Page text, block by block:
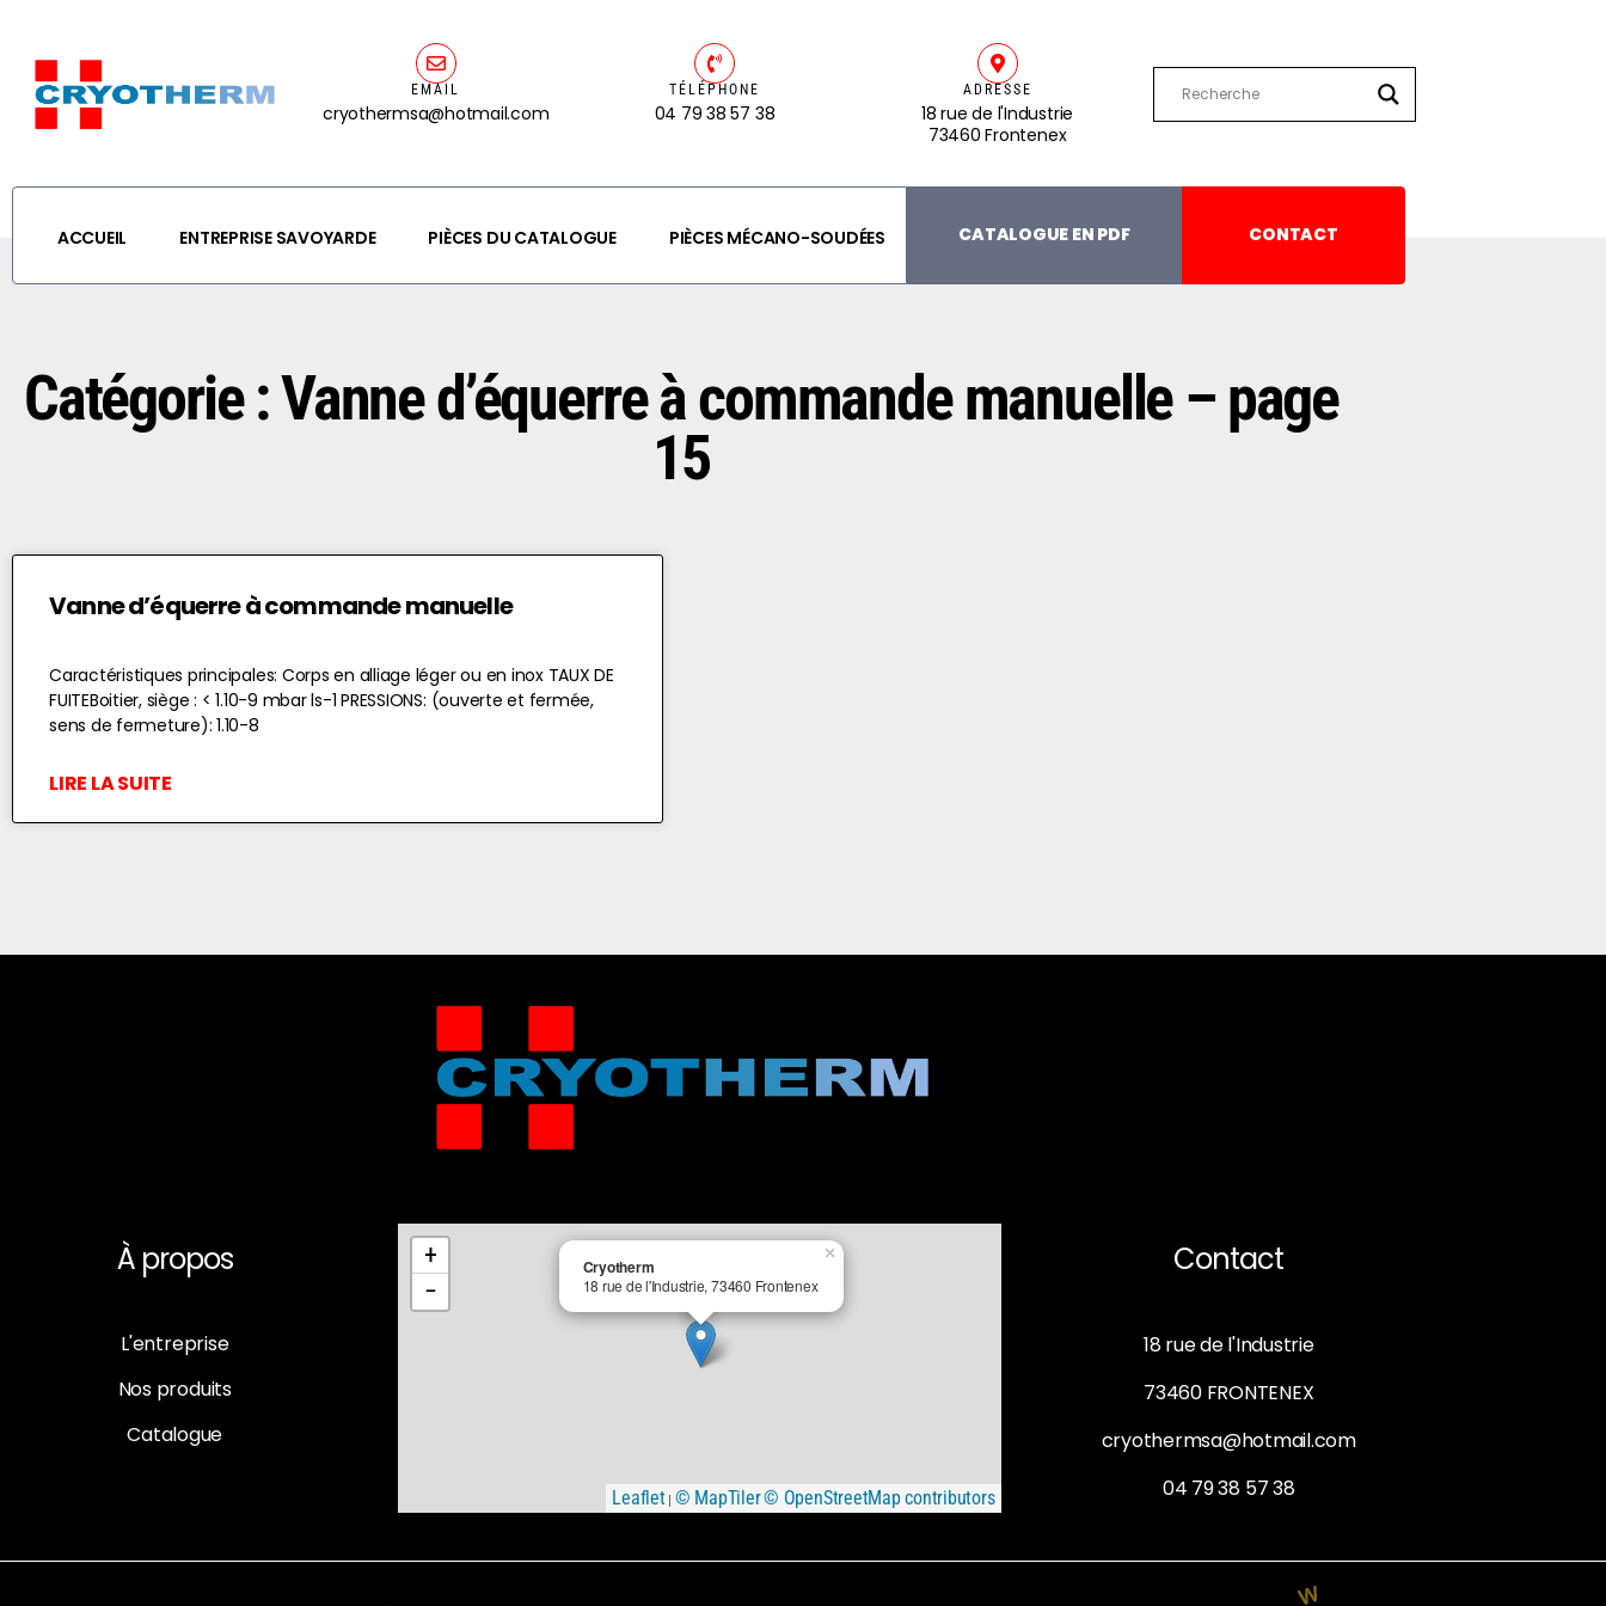
EMAIL
cryothermsa@hotmail.com
TÉLÉPHONE
04 79 38 57 38
ADRESSE
18 rue de l'Industrie
73460 Frontenex
ACCUEIL ENTREPRISE SAVOYARDE PIÈCES DU CATALOGUE PIÈCES MÉCANO-SOUDÉES CATALOGUE EN PDF CONTACT
Catégorie : Vanne d’équerre à commande manuelle – page
15
Vanne d’équerre à commande manuelle
Caractéristiques principales: Corps en alliage léger ou en inox TAUX DE
FUITEBoitier, siège : < 1.10-9 mbar ls-1 PRESSIONS: (ouverte et fermée,
sens de fermeture): 1.10-8
LIRE LA SUITE
À propos
L'entreprise
Nos produits
Catalogue
Cryotherm
18 rue de l'Industrie, 73460 Frontenex
×
+
−
Leaflet| © MapTiler© OpenStreetMap contributors
Contact
18 rue de l'Industrie
73460 FRONTENEX
cryothermsa@hotmail.com
04 79 38 57 38